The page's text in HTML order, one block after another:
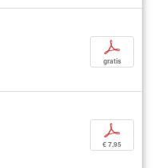
p
gratis
p
€ 7,95